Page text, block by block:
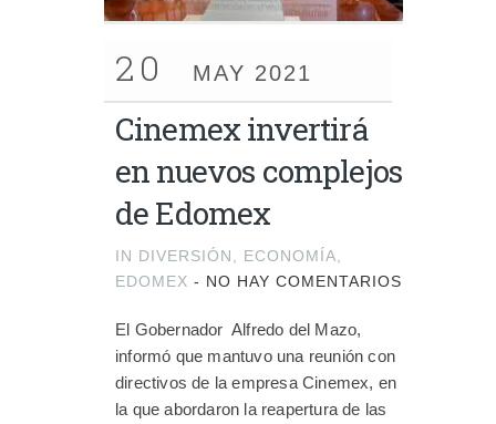
20 MAY 2021
Cinemex invertirá
en nuevos complejos
de Edomex
IN DIVERSIÓN ECONOMÍA
EDOMEX - NO HAY COMENTARIOS
El Gobernador Alfredo del Mazo,
informó que mantuvo una reunión con
directivos de la empresa Cinemex, en
la que abordaron la reapertura de las